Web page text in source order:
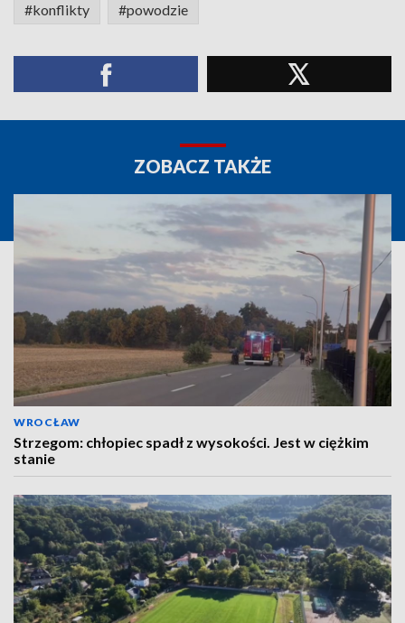
#konflikty #powodzie
ZOBACZ TAKŻE
WROCŁAW
Strzegom: chłopiec spadł z wysokości. Jest w ciężkim
stanie